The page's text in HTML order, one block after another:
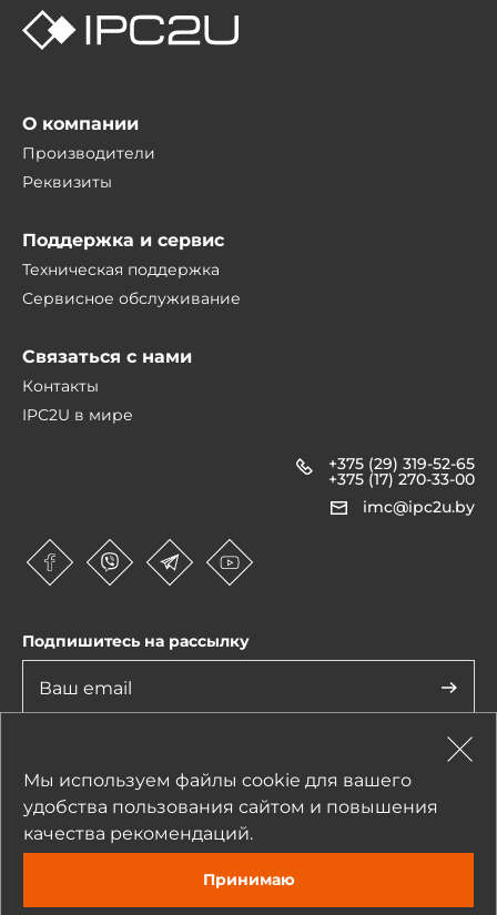
+375 (29) 319-52-65
+375 (17) 270-33-00
imc@ipc2u.by
О компании
Производители
Реквизиты
Поддержка и сервис
Техническая поддержка
Сервисное обслуживание
Связаться с нами
Контакты
IPC2U в мире
Подпишитесь на рассылку
Нажимая на кнопку «Отправить», я даю согласие на обработку
1990-2026 © IPC2U
Все материалы, характеристики, цены представленные на сайте не являются
публичной офертой.
Разработка — студия «Сибирикс»
Мы используем файлы cookie для вашего
удобства пользования сайтом и повышения
качества рекомендаций.
Принимаю